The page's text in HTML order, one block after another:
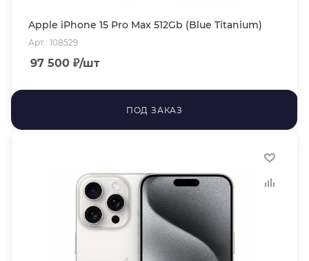
Apple iPhone 15 Pro Max 512Gb (Blue Titanium)
Арт.: 108529
97 500 ₽/шт
ПОД ЗАКАЗ